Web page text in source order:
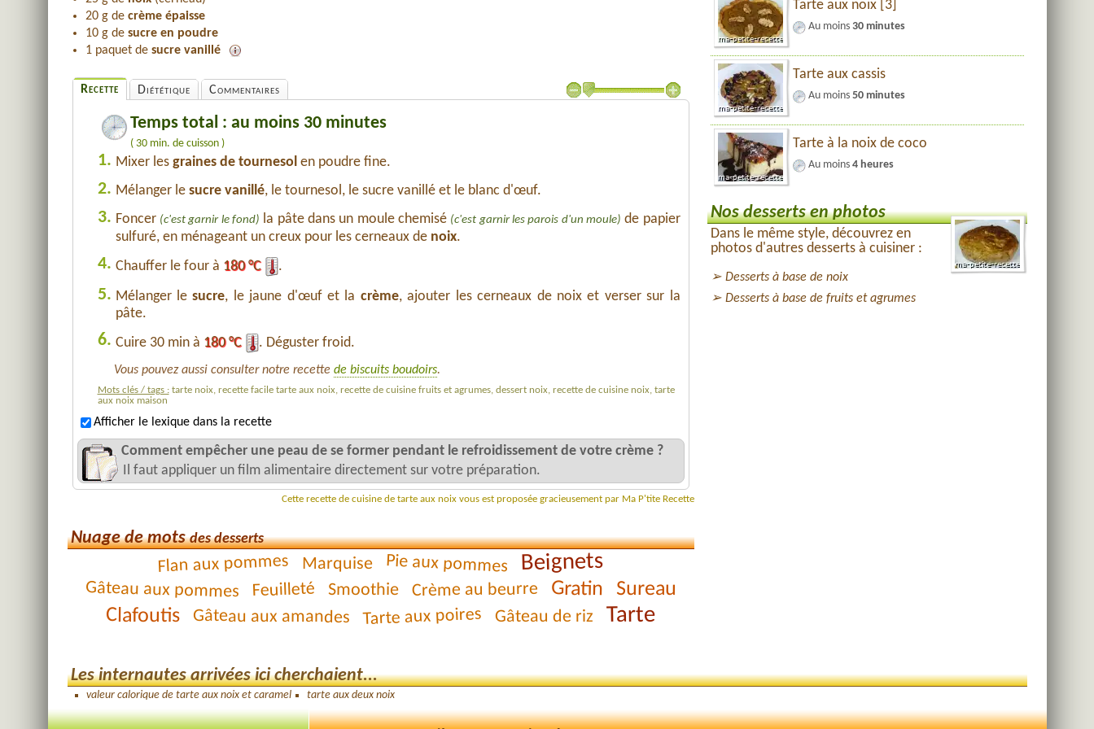
20 g de crème épaisse
10 g de sucre en poudre
1 paquet de sucre vanillé
Recette Diététique Commentaires
Temps total : au moins 30 minutes
( 30 min. de cuisson )
1. Mixer les graines de tournesolen poudre fine.
2. Mélanger le sucre vanillé, le tournesol, le sucre vanillé et le blanc d'œuf.
3. Foncer (c'est garnir le fond) la pâte dans un moule chemisé (c'est garnir les parois d'un moule) de papier
sulfuré, en ménageant un creux pour les cerneaux de noix.
4. Chauffer le four à 180 °C .
5. Mélanger lesucre, le jaune d'œuf et la crème, ajouter les cerneaux de noix et verser sur la
pâte.
6. Cuire 30 min à 180 °C . Déguster froid.
Vous pouvez aussi consulter notre recette de biscuits boudoirs.
Mots clés / tags : tarte noix, recette facile tarte aux noix, recette de cuisine fruits et agrumes, dessert noix, recette de cuisine noix, tarte
aux noix maison
Afficher le lexique dans la recette
Comment empêcher une peau de se former pendant le refroidissement de votre crème ?
Il faut appliquer un film alimentaire directement sur votre préparation.
Cette recette de cuisine de tarte aux noix vous est proposée gracieusement par Ma P'tite Recette
Nuage de motsdes desserts
Flan aux pommes Marquise Pie aux pommes Beignets
Gâteau aux pommes Feuilleté Smoothie Crème au beurre Gratin Sureau
Clafoutis Gâteau aux amandes Tarte aux poires Gâteau de riz Tarte
Tarte aux noix [3]
Au moins 30 minutes
Tarte aux cassis
Au moins 50 minutes
Tarte à la noix de coco
Au moins 4 heures
Nos desserts en photos
Dans le même style, découvrez en
photos d'autres desserts à cuisiner :
Desserts à base de noix
Desserts à base de fruits et agrumes
Les internautes arrivées ici cherchaient...
valeur calorique de tarte aux noix et caramel tarte aux deux noix